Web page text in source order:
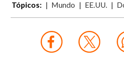
Tópicos: Mundo EE.UU.